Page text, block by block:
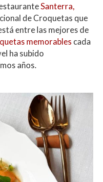
Santerra,
de Croquetas que
entre las mejores de
memorables cada
ha subido
años.